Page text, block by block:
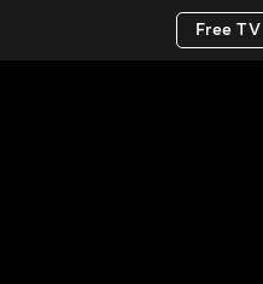
Free TV